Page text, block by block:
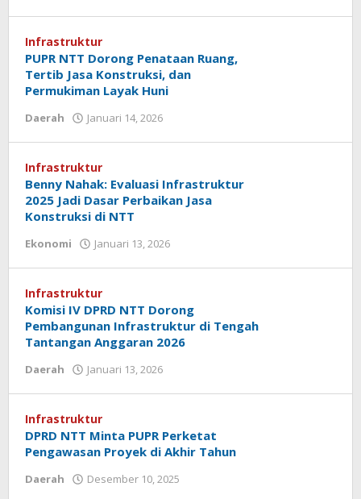
Tu@mes
Infrastruktur
PUPR NTT Dorong Penataan Ruang,
Tertib Jasa Konstruksi, dan
Permukiman Layak Huni
Daerah Januari 14, 2026
Tu@mes
Infrastruktur
Benny Nahak: Evaluasi Infrastruktur
2025 Jadi Dasar Perbaikan Jasa
Konstruksi di NTT
Ekonomi Januari 13, 2026
Tu@mes
Infrastruktur
Komisi IV DPRD NTT Dorong
Pembangunan Infrastruktur di Tengah
Tantangan Anggaran 2026
Daerah Januari 13, 2026
Tu@mes
Infrastruktur
DPRD NTT Minta PUPR Perketat
Pengawasan Proyek di Akhir Tahun
Daerah Desember 10, 2025